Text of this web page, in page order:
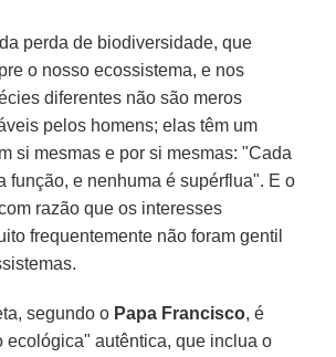
perda de biodiversidade, que
o nosso ecossistema, e nos
diferentes não são meros
pelos homens; elas têm um
si mesmas e por si mesmas: "Cada
função, e nenhuma é supérflua". E o
razão que os interesses
frequentemente não foram gentil
segundo o Papa Francisco, é
ecológica" autêntica, que inclua o